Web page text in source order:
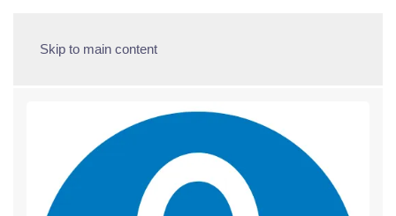
Skip to main content